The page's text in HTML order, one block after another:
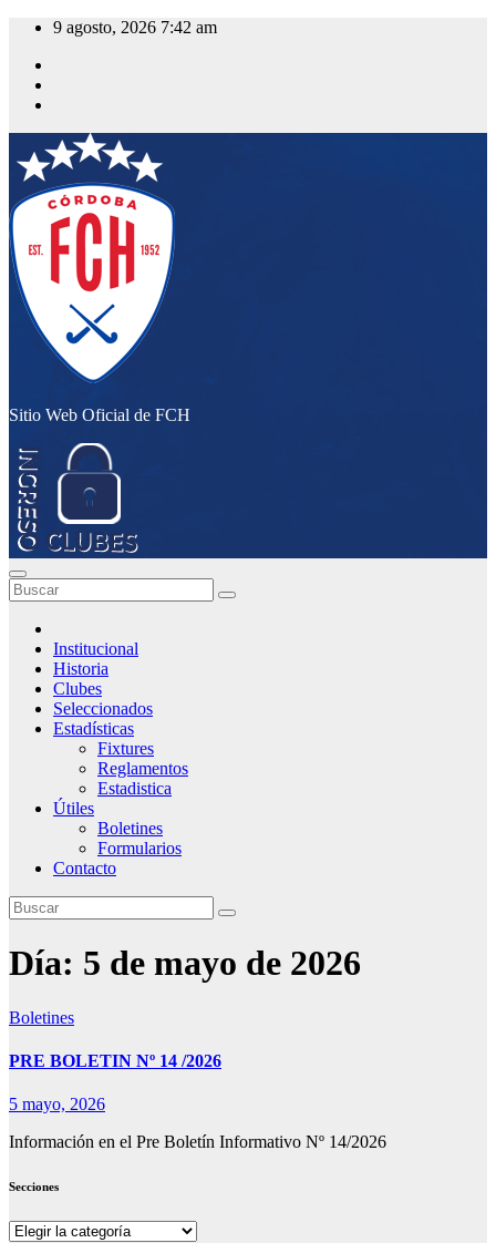
Saltar
contenido
9 agosto, 2026 7:42 am
Sitio Web Oficial de FCH
Institucional
Historia
Clubes
Seleccionados
Estadísticas
Fixtures
Reglamentos
Estadistica
Útiles
Boletines
Formularios
Contacto
Día: 5 de mayo de 2026
Boletines
PRE BOLETIN Nº 14 /2026
5 mayo, 2026
Información en el Pre Boletín Informativo Nº 14/2026
Secciones
Secciones